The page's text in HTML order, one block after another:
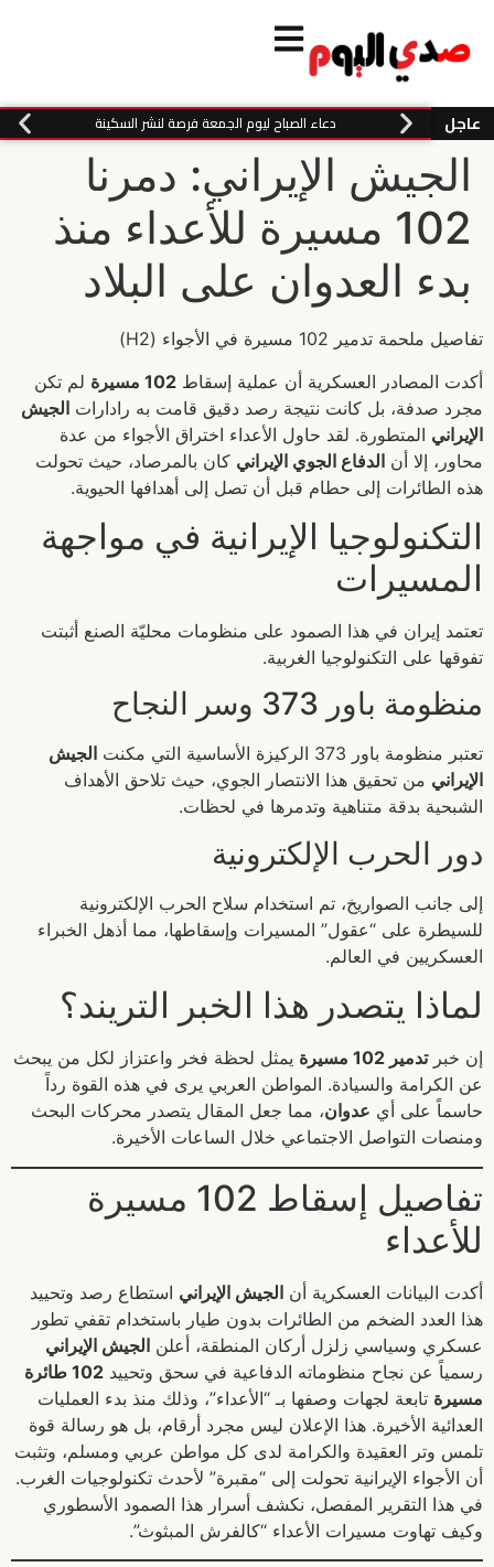
عاجل دعاء الصباح ليوم الجمعة فرصة لنشر السكينة
الجيش الإيراني: دمرنا
102 مسيرة للأعداء منذ
بدء العدوان على البلاد
تفاصيل ملحمة تدمير 102 مسيرة في الأجواء (H2)
أكدت المصادر العسكرية أن عملية إسقاط 102 مسيرة
لم تكن
مجرد صدفة، بل كانت نتيجة رصد دقيق قامت به رادارات الجيش
الإيراني المتطورة. لقد حاول الأعداء اختراق الأجواء من عدة
محاور، إلا أن الدفاع الجوي الإيراني كان بالمرصاد، حيث تحولت
هذه الطائرات إلى حطام قبل أن تصل إلى أهدافها الحيوية.
التكنولوجيا الإيرانية في مواجهة
المسيرات
تعتمد إيران في هذا الصمود على منظومات محليّة الصنع أثبتت
تفوقها على التكنولوجيا الغربية.
منظومة باور 373 وسر النجاح
تعتبر منظومة باور 373 الركيزة الأساسية التي مكنت
الجيش
الإيراني من تحقيق هذا الانتصار الجوي، حيث تلاحق الأهداف
الشبحية بدقة متناهية وتدمرها في لحظات.
دور الحرب الإلكترونية
إلى جانب الصواريخ، تم استخدام سلاح الحرب الإلكترونية
للسيطرة على “عقول” المسيرات وإسقاطها، مما أذهل الخبراء
العسكريين في العالم.
لماذا يتصدر هذا الخبر التريند؟
إن خبرتدمير 102 مسيرة
يمثل لحظة فخر واعتزاز لكل من يبحث
عن الكرامة والسيادة. المواطن العربي يرى في هذه القوة رداً
حاسماً على أي عدوان، مما جعل المقال يتصدر محركات البحث
ومنصات التواصل الاجتماعي خلال الساعات الأخيرة.
تفاصيل إسقاط 102 مسيرة
للأعداء
أكدت البيانات العسكرية أن الجيش الإيراني استطاع رصد وتحييد
هذا العدد الضخم من الطائرات بدون طيار باستخدام تقفي تطور
عسكري وسياسي زلزل أركان المنطقة، أعلن الجيش الإيراني
رسمياً عن نجاح منظوماته الدفاعية في سحق وتحييد
102 طائرة
مسيرة تابعة لجهات وصفها بـ “الأعداء”، وذلك منذ بدء العمليات
العدائية الأخيرة. هذا الإعلان ليس مجرد أرقام، بل هو رسالة قوة
تلمس وتر العقيدة والكرامة لدى كل مواطن عربي ومسلم، وتثبت
أن الأجواء الإيرانية تحولت إلى “مقبرة” لأحدث تكنولوجيات الغرب.
في هذا التقرير المفصل، نكشف أسرار هذا الصمود الأسطوري
وكيف تهاوت مسيرات الأعداء “كالفرش المبثوث”.